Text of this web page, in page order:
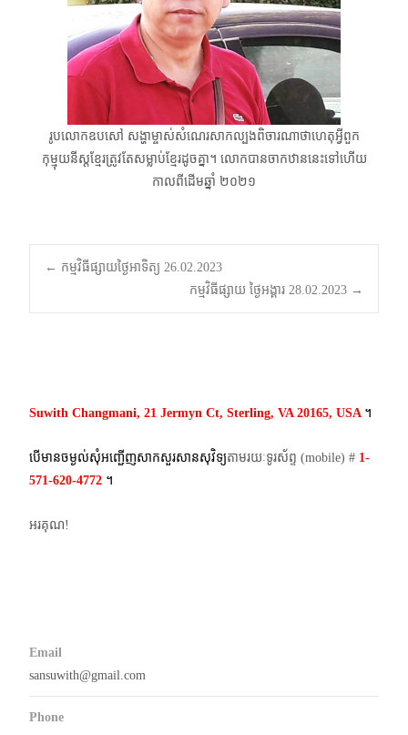
រូបលោកឧបសៅ សង្ហាម្ចាស់សំណេរសាកល្បងពិចារណាថាហេតុអ្វីពួក
កុម្មុយនីស្តខ្មែរត្រូវតែសម្លាប់ខ្មែរដូចគ្នា។ លោកបានចាកឋាននេះទៅហើយ
កាលពីដើមឆ្នាំ ២០២១
Post
navigation
← កម្មវិធីផ្សាយថ្ងៃអាទិត្យ 26.02.2023
កម្មវិធីផ្សាយ ថ្ងៃអង្គារ 28.02.2023 →
Suwith Changmani, 21 Jermyn Ct, Sterling, VA 20165, USA ។​
បើមានចម្ងល់​សុំអញ្ជើញសាកសួរសានសុវិទ្យតាមរយៈទូរស័ព្ទ​ (mobile)​ # 1-
571-620-4772​ ។
អរគុណ!
Email
sansuwith@gmail.com
Phone